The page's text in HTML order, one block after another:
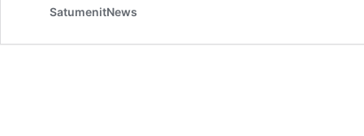
SatumenitNews